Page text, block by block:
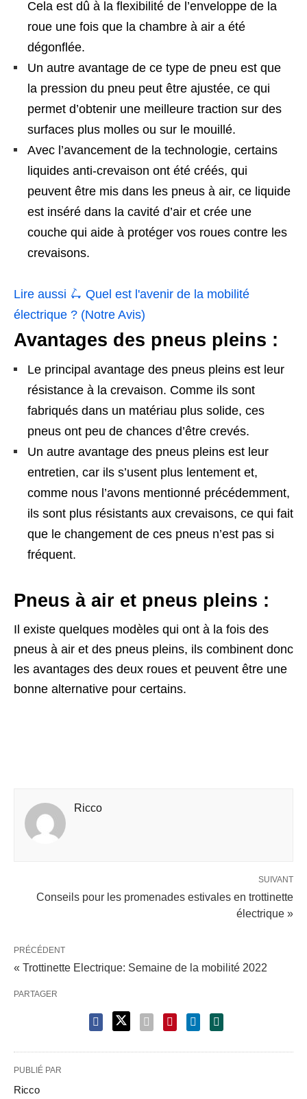
Cela est dû à la flexibilité de l’enveloppe de la
roue une fois que la chambre à air a été
dégonflée.
Un autre avantage de ce type de pneu est que
la pression du pneu peut être ajustée, ce qui
permet d’obtenir une meilleure traction sur des
surfaces plus molles ou sur le mouillé.
Avec l’avancement de la technologie, certains
liquides anti-crevaison ont été créés, qui
peuvent être mis dans les pneus à air, ce liquide
est inséré dans la cavité d’air et crée une
couche qui aide à protéger vos roues contre les
crevaisons.
Lire aussi 🛴 Quel est l'avenir de la mobilité
électrique ? (Notre Avis)
Avantages des pneus pleins :
Le principal avantage des pneus pleins est leur
résistance à la crevaison. Comme ils sont
fabriqués dans un matériau plus solide, ces
pneus ont peu de chances d’être crevés.
Un autre avantage des pneus pleins est leur
entretien, car ils s’usent plus lentement et,
comme nous l’avons mentionné précédemment,
ils sont plus résistants aux crevaisons, ce qui fait
que le changement de ces pneus n’est pas si
fréquent.
Pneus à air et pneus pleins :
Il existe quelques modèles qui ont à la fois des
pneus à air et des pneus pleins, ils combinent donc
les avantages des deux roues et peuvent être une
bonne alternative pour certains.
Ricco
SUIVANT
Conseils pour les promenades estivales en trottinette
électrique »
PRÉCÉDENT
« Trottinette Electrique: Semaine de la mobilité 2022
PARTAGER
PUBLIÉ PAR
Ricco